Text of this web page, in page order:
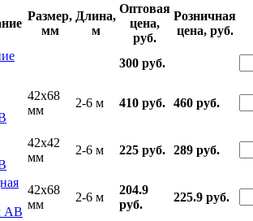
Размер,
мм
Длина,
м
Оптовая
цена,
руб.
Розничная
цена, руб.
300 руб.
42x68
мм
2-6 м 410 руб. 460 руб.
42x42
мм
2-6 м 225 руб. 289 руб.
АВ
42x68
мм
2-6 м
204.9
руб.
225.9 руб.